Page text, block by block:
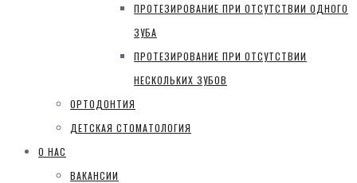
ПРОТЕЗИРОВАНИЕ ПРИ ОТСУТСТВИИ ОДНОГО
ЗУБА
ПРОТЕЗИРОВАНИЕ ПРИ ОТСУТСТВИИ
НЕСКОЛЬКИХ ЗУБОВ
ОРТОДОНТИЯ
ДЕТСКАЯ СТОМАТОЛОГИЯ
О НАС
ВАКАНСИИ